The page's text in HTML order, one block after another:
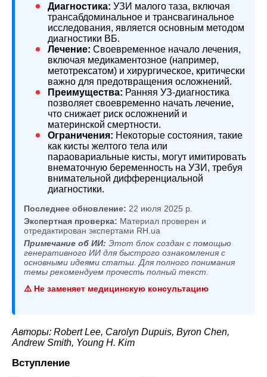
Диагностика: УЗИ малого таза, включая
трансабдоминальное и трансвагинальное
исследования, является основным методом
диагностики ВБ.
Лечение: Своевременное начало лечения,
включая медикаментозное (например,
метотрексатом) и хирургическое, критически
важно для предотвращения осложнений.
Преимущества: Ранняя УЗ-диагностика
позволяет своевременно начать лечение,
что снижает риск осложнений и
материнской смертности.
Ограничения: Некоторые состояния, такие
как кисты желтого тела или
параовариальные кисты, могут имитировать
внематочную беременность на УЗИ, требуя
внимательной дифференциальной
диагностики.
Последнее обновление: 22 июля 2025 р.
Экспертная проверка: Материал проверен и
отредактирован экспертами RH.ua
Примечание об ИИ: Этот блок создан с помощью
генеративного ИИ для быстрого ознакомления с
основными идеями статьи. Для полного понимания
темы рекомендуем прочесть полный текст.
⚠️ Не заменяет медицинскую консультацию
Авторы: Robert Lee, Carolyn Dupuis, Byron Chen,
Andrew Smith, Young H. Kim
Вступление